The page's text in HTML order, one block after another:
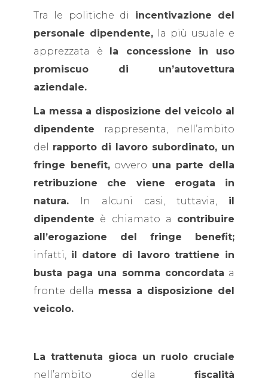
Tra le politiche di incentivazione del
personale dipendente, la più usuale e
apprezzata è la concessione in uso
promiscuo di un’autovettura
aziendale.
La messa a disposizione del veicolo al
dipendente
rappresenta, nell’ambito
del rapporto di lavoro subordinato, un
fringe benefit,ovvero una parte della
retribuzione che viene erogata in
natura. In alcuni casi, tuttavia, il
dipendente è chiamato a contribuire
all’erogazione del fringe benefit;
infatti, il datore di lavoro trattiene in
busta paga una somma concordata a
fronte della messa a disposizione del
veicolo.
La trattenuta gioca un ruolo cruciale
nell’ambito della fiscalità